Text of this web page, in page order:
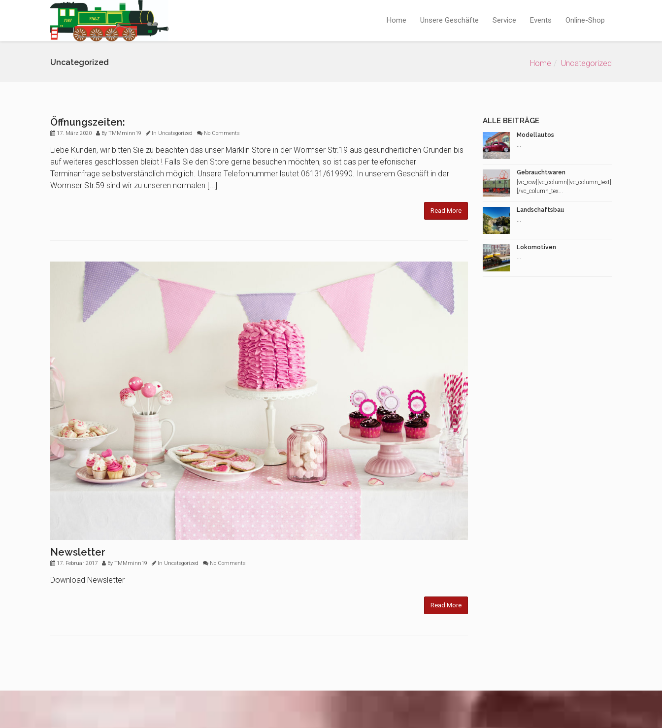
Home Unsere Geschäfte Service Events Online-Shop
Uncategorized Home Uncategorized
Öffnungszeiten:
17. März 2020 By TMMminn19 In Uncategorized No Comments
Liebe Kunden, wir bitten Sie zu beachten das unser Märklin Store in der Wormser Str.19 aus gesundheitlichen Gründen bis
auf weiteres geschlossen bleibt ! Falls Sie den Store gerne besuchen möchten, so ist das per telefonischer
Terminanfrage selbstverständlich möglich. Unsere Telefonnummer lautet 06131/619990. In unserem Geschäft in der
Wormser Str.59 sind wir zu unseren normalen [...]
Read More
Newsletter
17. Februar 2017 By TMMminn19 In Uncategorized No Comments
Download Newsletter
Read More
ALLE BEITRÄGE
Modellautos
...
Gebrauchtwaren
[vc_row][vc_column][vc_column_text]
[/vc_column_tex...
Landschaftsbau
...
Lokomotiven
...